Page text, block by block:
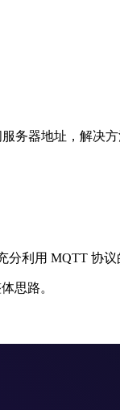
务器地址，解决方
利用 MQTT 协议
思路。